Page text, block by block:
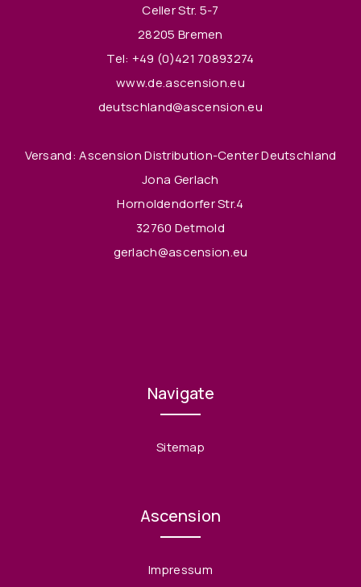
Celler Str. 5-7
28205 Bremen
Tel: +49 (0)421 70893274
www.de.ascension.eu
deutschland@ascension.eu
Versand: Ascension Distribution-Center Deutschland
Jona Gerlach
Hornoldendorfer Str.4
32760 Detmold
gerlach@ascension.eu
Navigate
Sitemap
Ascension
Impressum